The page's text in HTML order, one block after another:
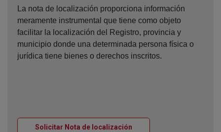
La nota de localización proporciona información
meramente instrumental que tiene como objeto
facilitar la localización del Registro, provincia y
municipio donde una determinada persona física o
jurídica tiene bienes o derechos inscritos.
Solicitar Nota de localización